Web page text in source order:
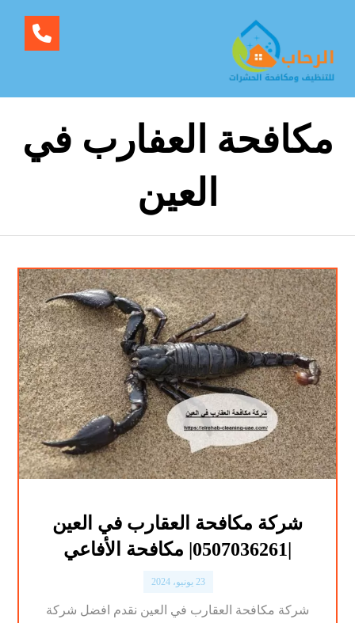
مكافحة العفارب في
العين
شركة مكافحة العقارب في العين
|0507036261| مكافحة الأفاعي
23 يونيو، 2024
شركة مكافحة العقارب في العين نقدم افضل شركة